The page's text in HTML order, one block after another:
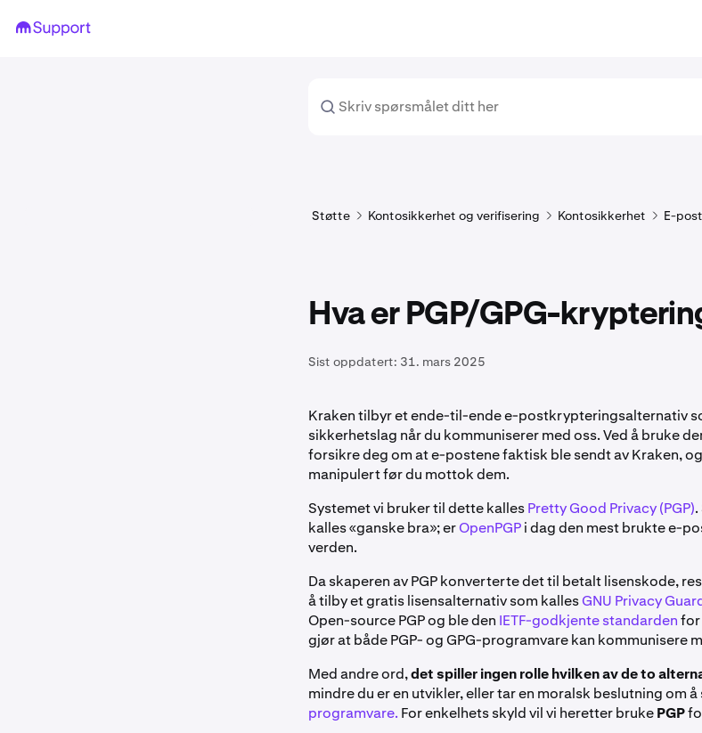
Støtte Kontosikkerhet og verifisering Kontosikkerhet E-
Hva er PGP/GPG-
Sist oppdatert: 31. mars 2025
Kraken tilbyr et ende-til-ende e-postkrypteringsalternativ
sikkerhetslag når du kommuniserer med oss. Ved å bruke
forsikre deg om at e-postene faktisk ble sendt av Kraken,
manipulert før du mottok dem.
Systemet vi bruker til dette kallesPretty Good Privacy (PGP)
kalles «ganske bra»; erOpenPGPi dag den mest brukte e-
verden.
Da skaperen av PGP konverterte det til betalt lisenskode,
å tilby et gratis lisensalternativ som kallesGNU Privacy
Open-source PGP og ble den IETF-godkjente standardenfor
gjør at både PGP- og GPG-programvare kan kommunisere
Med andre ord,det spiller ingen rolle hvilken av de to
mindre du er en utvikler, eller tar en moralsk beslutning om
programvare. For enkelhets skyld vil vi heretter brukePGP